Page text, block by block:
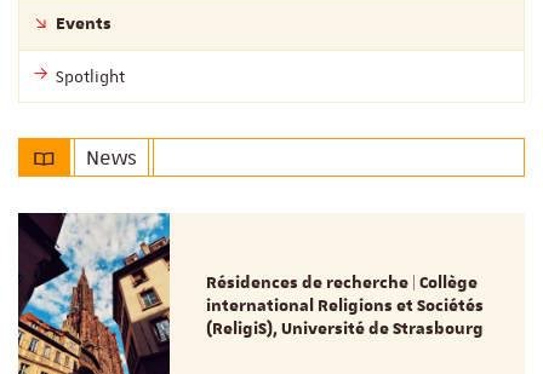
Events
Spotlight
News
Résidences de recherche | Collège
international Religions et Sociétés
(ReligiS), Université de Strasbourg